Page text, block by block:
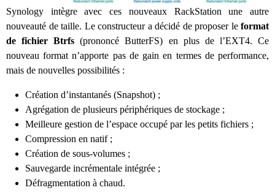
Synology intègre avec ces nouveaux RackStation une autre
nouveauté de taille. Le constructeur a décidé de proposer le format
de fichier Btrfs (prononcé ButterFS) en plus de l’EXT4. Ce
nouveau format n’apporte pas de gain en termes de performance,
mais de nouvelles possibilités :
Création d’instantanés (Snapshot) ;
Agrégation de plusieurs périphériques de stockage ;
Meilleure gestion de l’espace occupé par les petits fichiers ;
Compression en natif ;
Création de sous-volumes ;
Sauvegarde incrémentale intégrée ;
Défragmentation à chaud.